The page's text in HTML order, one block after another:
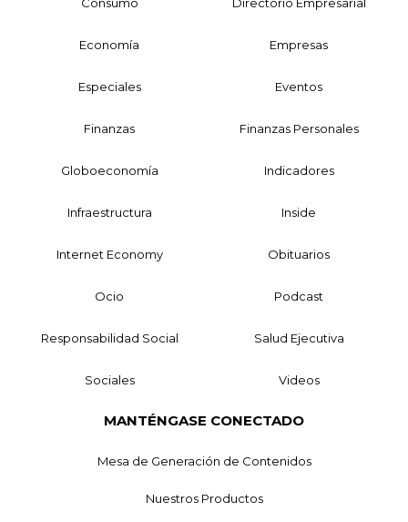
Economía Empresas
Especiales Eventos
Finanzas Finanzas Personales
Globoeconomía Indicadores
Infraestructura Inside
Internet Economy Obituarios
Ocio Podcast
Responsabilidad Social Salud Ejecutiva
Sociales Videos
MANTÉNGASE CONECTADO
Mesa de Generación de Contenidos
Nuestros Productos